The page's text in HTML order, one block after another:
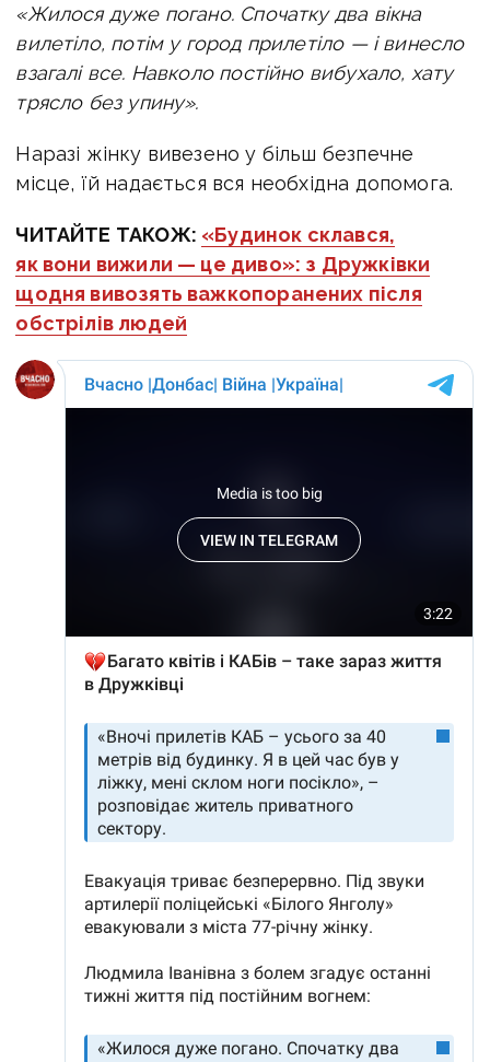
«Жилося дуже погано. Спочатку два вікна
вилетіло, потім у город прилетіло — і винесло
взагалі все. Навколо постійно вибухало, хату
трясло без упину».
Наразі жінку вивезено у більш безпечне
місце, їй надається вся необхідна допомога.
ЧИТАЙТЕ ТАКОЖ: «Будинок склався,
як вони вижили — це диво»: з Дружківки
щодня вивозять важкопоранених після
обстрілів людей